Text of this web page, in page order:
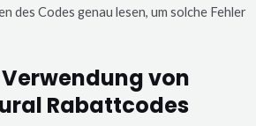
des Codes genau lesen, um solche Fehler
von
Rabattcodes